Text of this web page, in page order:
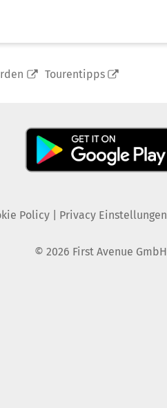
Tourentipps
Policy| Privacy Einstellungen
© 2026 First Avenue GmbH